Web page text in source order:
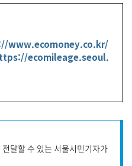
www.ecomoney.co.kr/
ecomileage.seoul.
달할 수 있는 서울시민기자가